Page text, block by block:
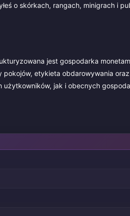
o skórkach, rangach, minigrach i
jest gospodarka
etykieta obdarowywania oraz
użytkowników, jak i obecnych